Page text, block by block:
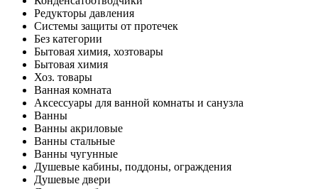
Редукторы давления
Системы защиты от протечек
Без категории
Бытовая химия, хозтовары
Бытовая химия
Хоз. товары
Ванная комната
Аксессуары для ванной комнаты и санузла
Ванны
Ванны акриловые
Ванны стальные
Ванны чугунные
Душевые кабины, поддоны, ограждения
Душевые двери